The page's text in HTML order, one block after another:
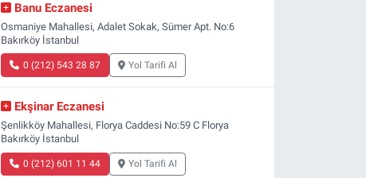
Banu Eczanesi
Osmaniye Mahallesi, Adalet Sokak, Sümer Apt. No:6
Bakırköy İstanbul
0 (212) 543 28 87 Yol Tarifi Al
Ekşinar Eczanesi
Şenlikköy Mahallesi, Florya Caddesi No:59 C Florya
Bakırköy İstanbul
0 (212) 601 11 44 Yol Tarifi Al